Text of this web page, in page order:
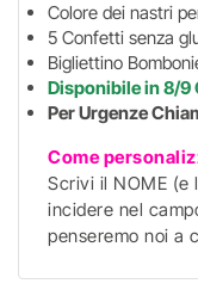
Colore dei nastri
5 Confetti senza
Bigliettino
Disponibile in 8/9
Per Urgenze
Come
Scrivi il NOME (e
incidere nel
penseremo noi a